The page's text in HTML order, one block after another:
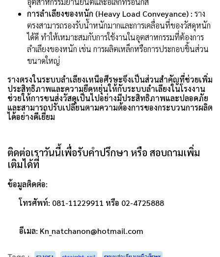
การลำเลียงของหนัก (Heavy Load Conveyance) : ราง
ตรงสามารถรองรับน้ำหนักมากและการเคลื่อนที่ของวัสดุหนัก
ได้ดี ทำให้เหมาะสมกับการใช้งานในอุตสาหกรรมที่ต้องการ
ลำเลียงของหนัก เช่น การผลิตเหล็กหรือการประกอบชิ้นส่วน
ขนาดใหญ่
รางตรงในระบบลำเลียงเหนือศีรษะจึงเป็นส่วนสำคัญที่ช่วยเพิ่ม
ประสิทธิภาพและความยืดหยุ่นให้กับระบบลำเลียงในโรงงาน
ช่วยให้การขนส่งวัสดุเป็นไปอย่างมีประสิทธิภาพและปลอดภัย
และสามารถปรับเปลี่ยนตามความต้องการของกระบวนการผลิต
ได้อย่างดีเยี่ยม
ติดต่อเราวันนี้เพื่อรับคำปรึกษา หรือ สอบถามเพิ่ม
เติมได้ที่
ข้อมูลติดต่อ:
โทรศัพท์: 081-11229911 หรือ 02-4725888
อีเมล: Kn_natchanon@hotmail.com